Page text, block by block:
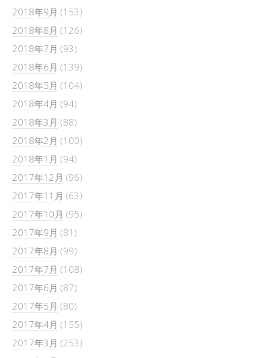
2018年9月 (153)
2018年8月 (126)
2018年7月 (93)
2018年6月 (139)
2018年5月 (104)
2018年4月 (94)
2018年3月 (88)
2018年2月 (100)
2018年1月 (94)
2017年12月 (96)
2017年11月 (63)
2017年10月 (95)
2017年9月 (81)
2017年8月 (99)
2017年7月 (108)
2017年6月 (87)
2017年5月 (80)
2017年4月 (155)
2017年3月 (253)